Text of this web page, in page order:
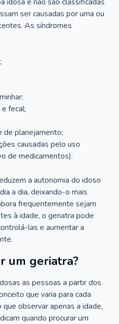
ser causadas por uma ou
As síndromes
e fecal;
de planejamento;
causadas pelo uso
de medicamentos).
a autonomia do idoso
a dia, deixando-o mais
frequentemente sejam
à idade, o geriatra pode
las e aumentar a
um geriatra?
as pessoas a partir dos
que varia para cada
observar apenas a idade,
quando procurar um